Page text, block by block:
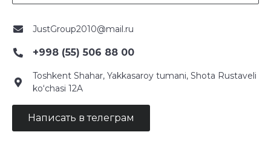
JustGroup2010@mail.ru
+998 (55) 506 88 00
Toshkent Shahar, Yakkasaroy tumani, Shota Rustaveli
ko‘chasi 12A
Написать в телеграм